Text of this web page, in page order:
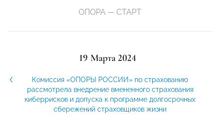
ОПОРА — СТАРТ
19 Марта 2024
Комиссия «ОПОРЫ РОССИИ» по страхованию
рассмотрела внедрение вмененного страхования
киберрисков и допуска к программе долгосрочных
сбережений страховщиков жизни